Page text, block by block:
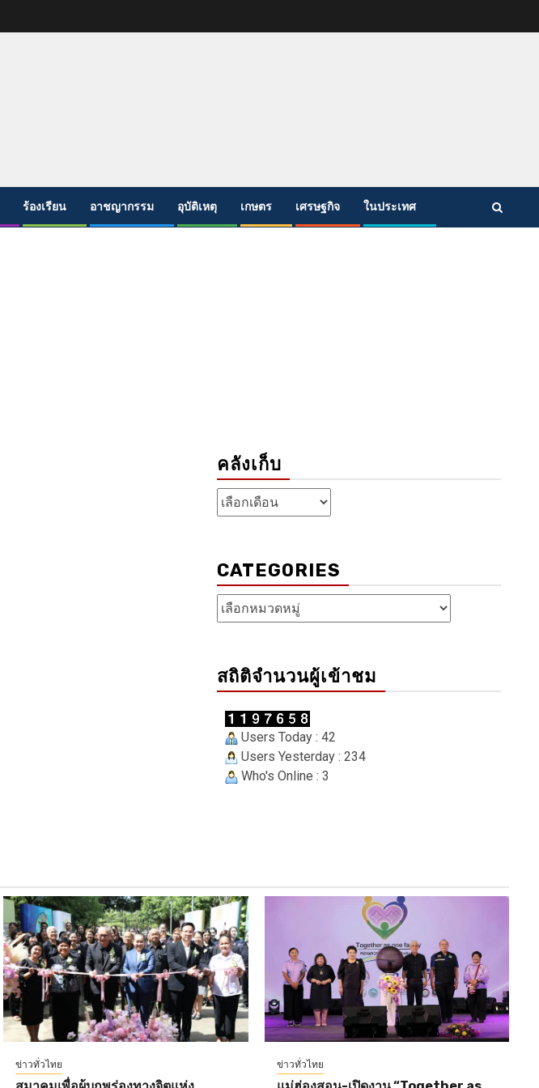
ร้องเรียน อาชญากรรม อุบัติเหตุ เกษตร เศรษฐกิจ ในประเทศ
คลังเก็บ
คลัง
เก็บ
CATEGORIES
Categories
สถิติจำนวนผู้เข้าชม
Users Today : 42
Users Yesterday : 234
Who's Online : 3
ข่าวทั่วไทย ข่าวทั่วไทย